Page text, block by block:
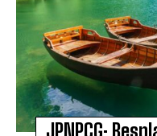
JPNPCG: